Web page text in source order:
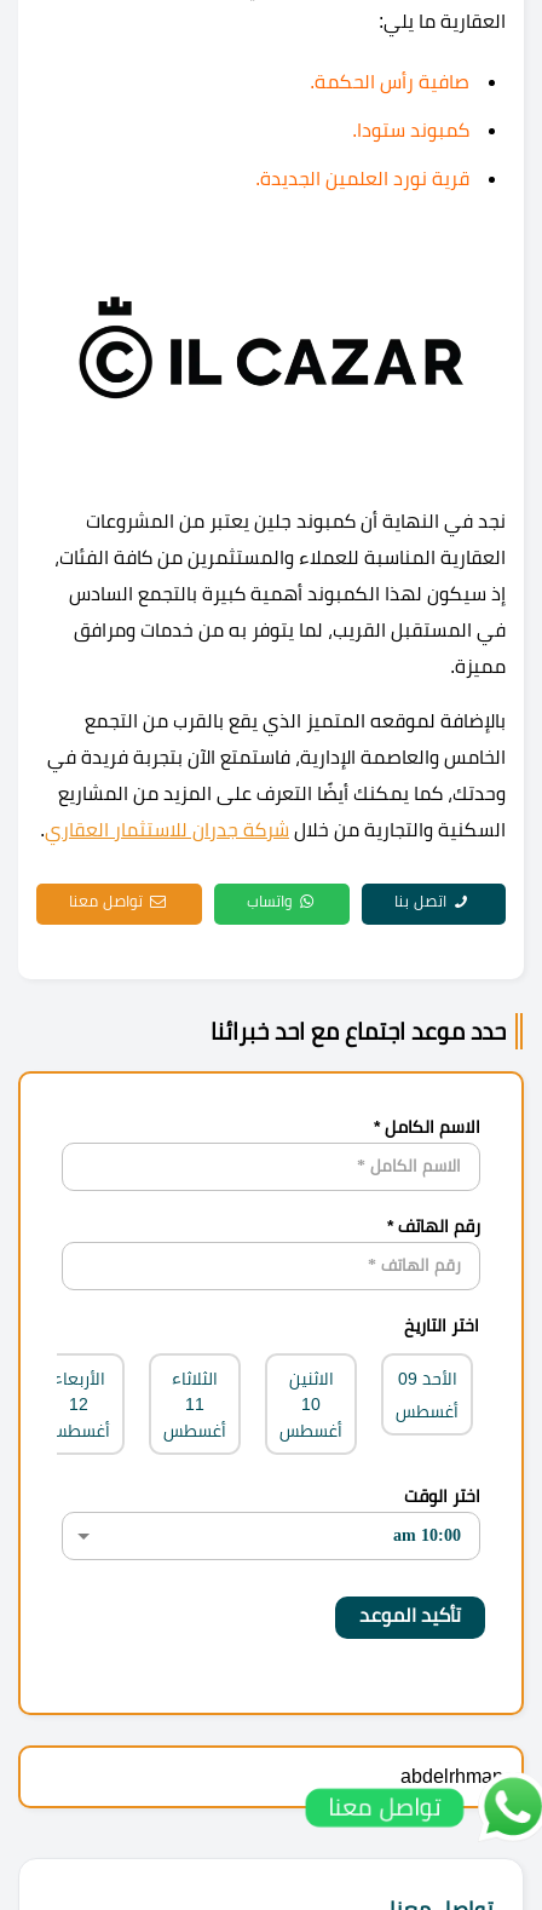
العقارية ما يلي:
صافية رأس الحكمة.
كمبوند ستودا.
قرية نورد العلمين الجديدة.
نجد في النهاية أن كمبوند جلين يعتبر من المشروعات
العقارية المناسبة للعملاء والمستثمرين من كافة الفئات،
إذ سيكون لهذا الكمبوند أهمية كبيرة بالتجمع السادس
في المستقبل القريب، لما يتوفر به من خدمات ومرافق
مميزة.
بالإضافة لموقعه المتميز الذي يقع بالقرب من التجمع
الخامس والعاصمة الإدارية، فاستمتع الآن بتجربة فريدة في
وحدتك، كما يمكنك أيضًا التعرف على المزيد من المشاريع
السكنية والتجارية من خلال شركة جدران للاستثمار العقاري.
اتصل بنا واتساب تواصل معنا
حدد موعد اجتماع مع احد خبرائنا
الاسم الكامل *
رقم الهاتف *
اختر التاريخ
الأحد 09
أغسطس
الاثنين
10
أغسطس
الثلاثاء
11
أغسطس
الأربعاء
12
أغسطس
اختر الوقت
abdelrhman
تواصل معنا